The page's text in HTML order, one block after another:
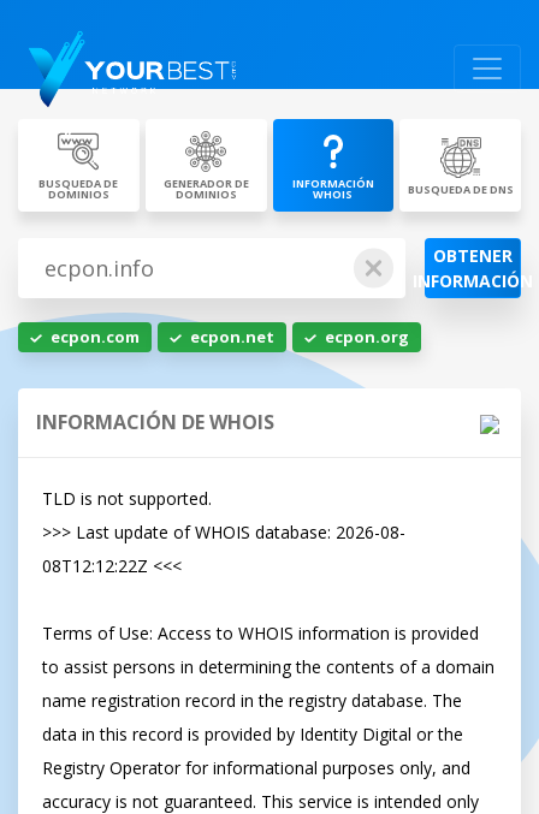
BUSQUEDA DE
DOMINIOS
GENERADOR DE
DOMINIOS
INFORMACIÓN
WHOIS BUSQUEDA DE DNS
OBTENER
INFORMACIÓN
ecpon.com ecpon.net ecpon.org
INFORMACIÓN DE WHOIS
TLD is not supported.
>>> Last update of WHOIS database: 2026-08-
08T12:12:22Z <<<
Terms of Use: Access to WHOIS information is provided
to assist persons in determining the contents of a domain
name registration record in the registry database. The
data in this record is provided by Identity Digital or the
Registry Operator for informational purposes only, and
accuracy is not guaranteed. This service is intended only